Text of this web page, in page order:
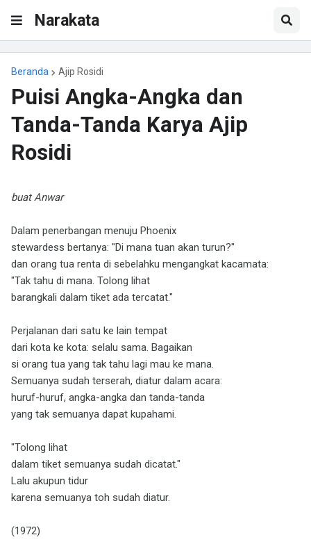
Narakata
Beranda Ajip Rosidi
Puisi Angka-Angka dan
Tanda-Tanda Karya Ajip
Rosidi
buat Anwar
Dalam penerbangan menuju Phoenix
stewardess bertanya: "Di mana tuan akan turun?"
dan orang tua renta di sebelahku mengangkat kacamata:
"Tak tahu di mana. Tolong lihat
barangkali dalam tiket ada tercatat."
Perjalanan dari satu ke lain tempat
dari kota ke kota: selalu sama. Bagaikan
si orang tua yang tak tahu lagi mau ke mana.
Semuanya sudah terserah, diatur dalam acara:
huruf-huruf, angka-angka dan tanda-tanda
yang tak semuanya dapat kupahami.
"Tolong lihat
dalam tiket semuanya sudah dicatat."
Lalu akupun tidur
karena semuanya toh sudah diatur.
(1972)